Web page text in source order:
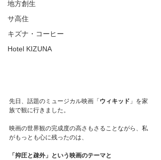
地方創生
サ高住
キズナ・コーヒー
Hotel KIZUNA
先日、話題のミュージカル映画「ウィキッド 」を家
族で観に行きました。
映画の世界観の完成度の高さもさることながら、私
がもっとも心に残ったのは、
「抑圧と疎外」という映画のテーマと